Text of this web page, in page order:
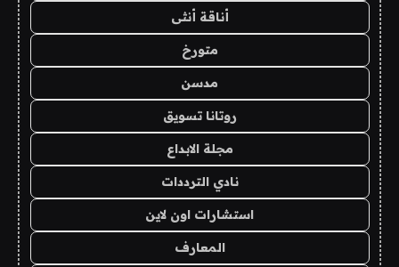
أناقة أنثى
متورخ
مدسن
روتانا تسويق
مجلة الابداع
نادي الترددات
استشارات اون لاين
المعارف